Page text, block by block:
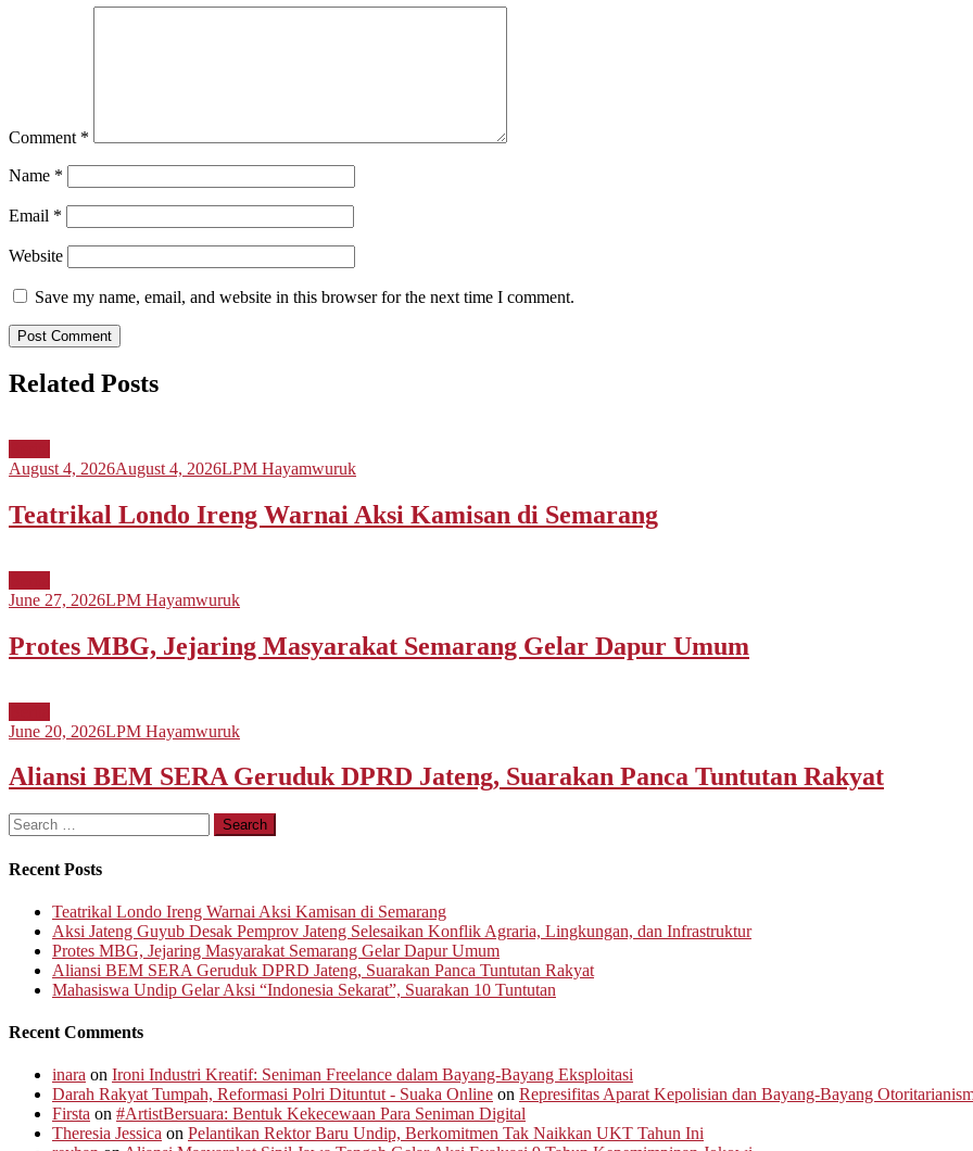
Comment *
Name *
Email *
Website
Save my name, email, and website in this browser for the next time I comment.
Related Posts
August 4, 2026August 4, 2026LPM Hayamwuruk
Teatrikal Londo Ireng Warnai Aksi Kamisan di Semarang
June 27, 2026LPM Hayamwuruk
Protes MBG, Jejaring Masyarakat Semarang Gelar Dapur Umum
June 20, 2026LPM Hayamwuruk
Aliansi BEM SERA Geruduk DPRD Jateng, Suarakan Panca Tuntutan Rakyat
Search
for:
Recent Posts
Teatrikal Londo Ireng Warnai Aksi Kamisan di Semarang
Aksi Jateng Guyub Desak Pemprov Jateng Selesaikan Konflik Agraria, Lingkungan, dan Infrastruktur
Protes MBG, Jejaring Masyarakat Semarang Gelar Dapur Umum
Aliansi BEM SERA Geruduk DPRD Jateng, Suarakan Panca Tuntutan Rakyat
Mahasiswa Undip Gelar Aksi “Indonesia Sekarat”, Suarakan 10 Tuntutan
Recent Comments
inara on Ironi Industri Kreatif: Seniman Freelance dalam Bayang-Bayang Eksploitasi
Darah Rakyat Tumpah, Reformasi Polri Dituntut - Suaka Online on Represifitas Aparat Kepolisian dan Bayang-Bayang
Firsta on #ArtistBersuara: Bentuk Kekecewaan Para Seniman Digital
Theresia Jessica on Pelantikan Rektor Baru Undip, Berkomitmen Tak Naikkan UKT Tahun Ini